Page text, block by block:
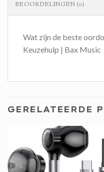
BEOORDELINGEN (0)
Wat zijn de beste
Keuzehulp | Bax Music
GERELATEERDE